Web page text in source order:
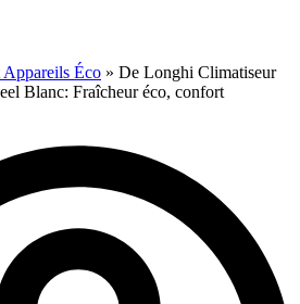
Appareils Éco » De Longhi Climatiseur
Blanc: Fraîcheur éco, confort